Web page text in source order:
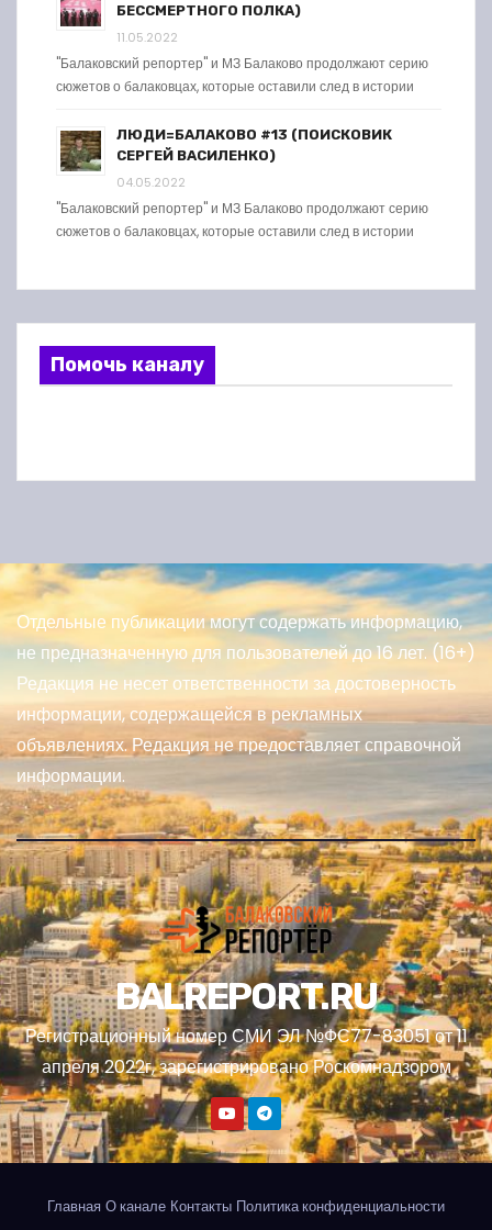
БЕССМЕРТНОГО ПОЛКА)
11.05.2022
"Балаковский репортер" и МЗ Балаково продолжают серию
сюжетов о балаковцах, которые оставили след в истории
ЛЮДИ=БАЛАКОВО #13 (ПОИСКОВИК
СЕРГЕЙ ВАСИЛЕНКО)
04.05.2022
"Балаковский репортер" и МЗ Балаково продолжают серию
сюжетов о балаковцах, которые оставили след в истории
Помочь каналу
Отдельные публикации могут содержать информацию,
не предназначенную для пользователей до 16 лет. (16+)
Редакция не несет ответственности за достоверность
информации, содержащейся в рекламных
объявлениях. Редакция не предоставляет справочной
информации.
BALREPORT.RU
Регистрационный номер СМИ ЭЛ №ФС77-83051 от 11
апреля 2022г, зарегистрировано Роскомнадзором
Главная О канале Контакты Политика конфиденциальности